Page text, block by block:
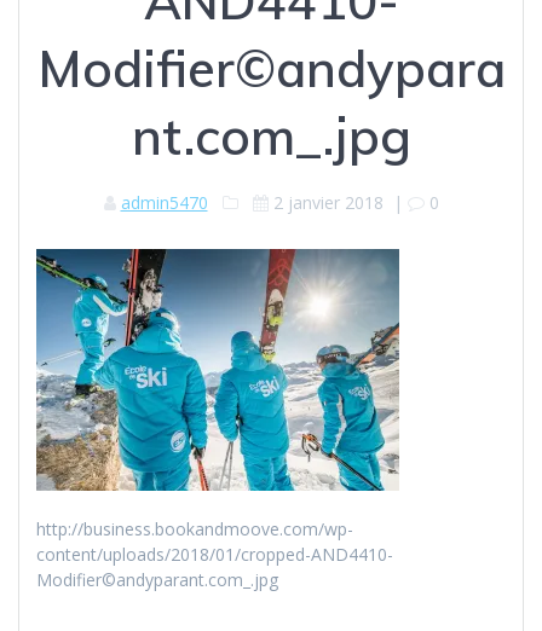
Modifier©andypara
nt.com_.jpg
admin5470 2 janvier 2018 | 0
http://business.bookandmoove.com/wp-
content/uploads/2018/01/cropped-AND4410-
Modifier©andyparant.com_.jpg